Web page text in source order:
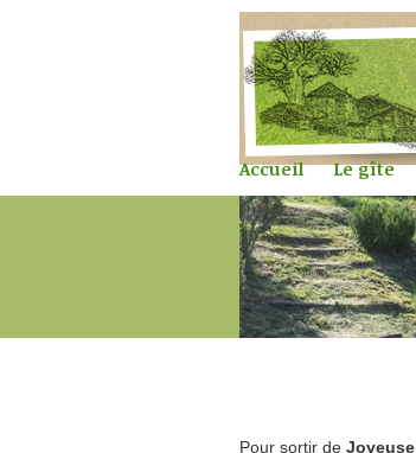
Accueil Le gîte
Pour sortir de Joyeuse